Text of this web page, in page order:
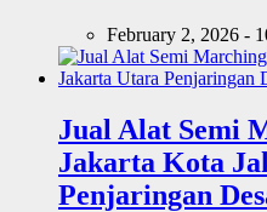
February 2, 2026 -
Jual Alat Semi
Jakarta Kota
Penjaringan